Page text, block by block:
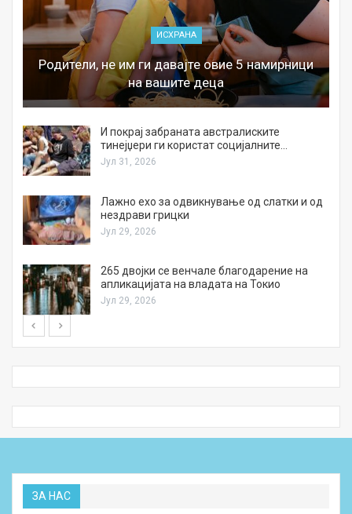
ИСХРАНА
Родители, не им ги давајте овие 5 намирници
на вашите деца
И покрај забраната австралиските
тинејџери ги користат социјалните…
Јул 31, 2026
Лажно ехо за одвикнување од слатки и од
нездрави грицки
Јул 29, 2026
265 двојки се венчале благодарение на
апликацијата на владата на Токио
Јул 29, 2026
ЗА НАС